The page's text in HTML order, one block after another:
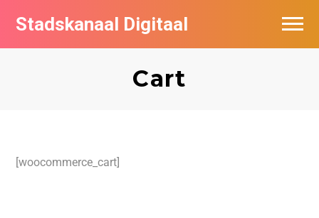
Stadskanaal Digitaal
Cart
[woocommerce_cart]
Vacatures per bedrijf
De populairste vacatures in Stadskanaal